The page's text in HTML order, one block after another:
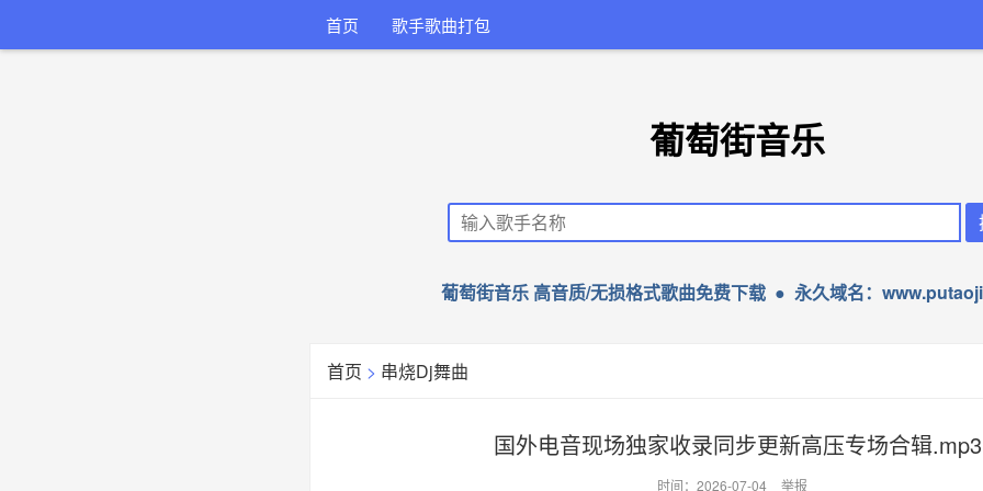
首页 歌手歌曲打包
葡萄街音乐
葡萄街音乐 高音质/无损格式歌曲免费下载 ● 永久域名：
首页 > 串烧Dj舞曲
国外电音现场独家收录同步更新高压专场合辑.mp3
时间：2026-07-04 举报